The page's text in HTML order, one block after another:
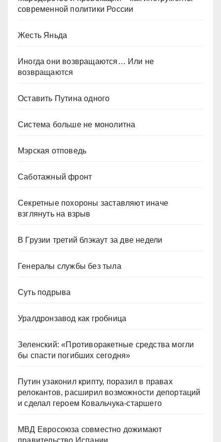
современной политики России
Жесть Яньда
Иногда они возвращаются… Или не
возвращаются
Оставить Путина одного
Система больше не монолитна
Мэрская отповедь
Саботажный фронт
Секретные похороны заставляют иначе
взглянуть на взрыв
В Грузии третий блэкаут за две недели
Генералы службы без тыла
Суть подрыва
Уралдронзавод как гробница
Зеленский: «Противоракетные средства могли
бы спасти погибших сегодня»
Путин узаконил крипту, поразил в правах
релокантов, расширил возможности депортаций
и сделал героем Ковальчука-старшего
МВД Евросоюза совместно дожимают
правительство Испании